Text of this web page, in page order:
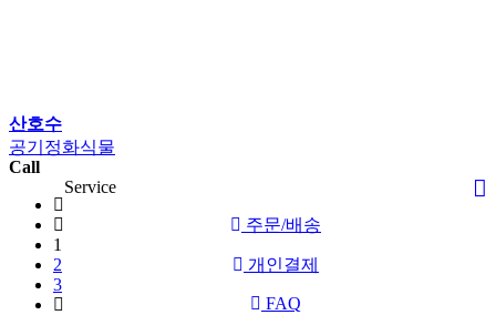
산호수
공기정화식물
Call
1
2
3
Service
주문/배송
개인결제
FAQ